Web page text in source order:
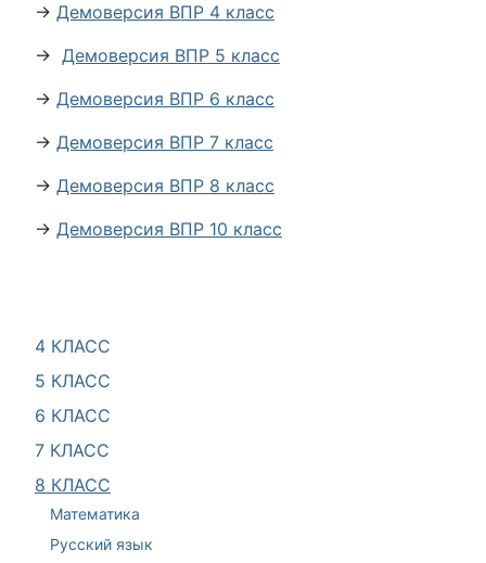
4 КЛАСС
5 КЛАСС
6 КЛАСС
7 КЛАСС
8 КЛАСС
Математика
Русский язык
→ Демоверсия ВПР 4 класс
→ Демоверсия ВПР 5 класс
→ Демоверсия ВПР 6 класс
→ Демоверсия ВПР 7 класс
→ Демоверсия ВПР 8 класс
→ Демоверсия ВПР 10 класс